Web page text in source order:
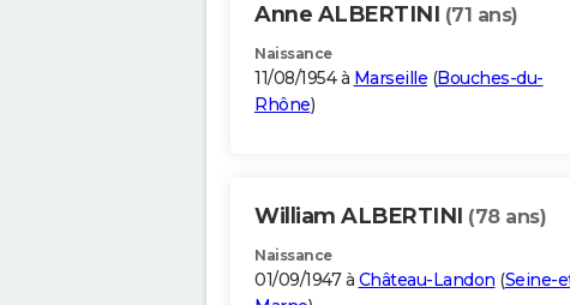
Anne ALBERTINI (71 ans)
Naissance
11/08/1954 à Marseille (Bouches-du-
Rhône)
William ALBERTINI (78 ans)
Naissance
01/09/1947 à Château-Landon (Seine-